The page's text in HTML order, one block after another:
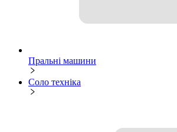
Пральні машини
Соло техніка